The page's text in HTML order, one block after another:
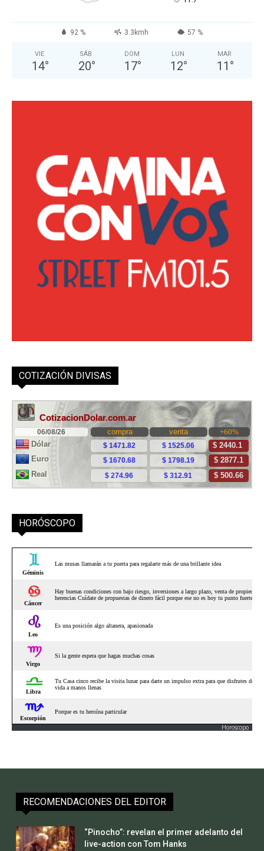
92 % 3.3kmh 57 %
VIE
14°
SÁB
20°
DOM
17°
LUN
12°
MAR
11 °
COTIZACIÓN DIVISAS
HORÓSCOPO
Horoscopo
RECOMENDACIONES DEL EDITOR
“Pinocho”: revelan el primer adelanto del
live-action con Tom Hanks